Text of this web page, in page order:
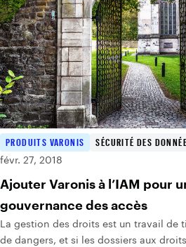
PRODUITS VARONIS
SÉCURITÉ DES
févr. 27, 2018
Ajouter Varonis à l’IAM pour
gouvernance des accès
La gestion des droits est un travail de
de dangers, et si les dossiers aux